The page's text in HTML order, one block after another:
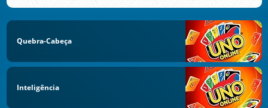
Quebra-Cabeça
Inteligência